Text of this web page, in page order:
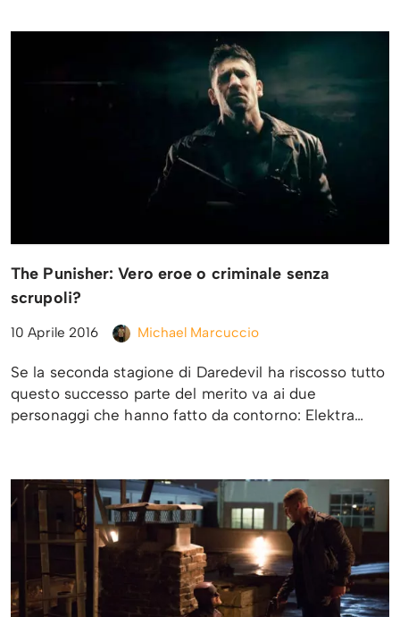
The Punisher: Vero eroe o criminale senza
scrupoli?
10 Aprile 2016 Michael Marcuccio
Se la seconda stagione di Daredevil ha riscosso tutto
questo successo parte del merito va ai due
personaggi che hanno fatto da contorno: Elektra…